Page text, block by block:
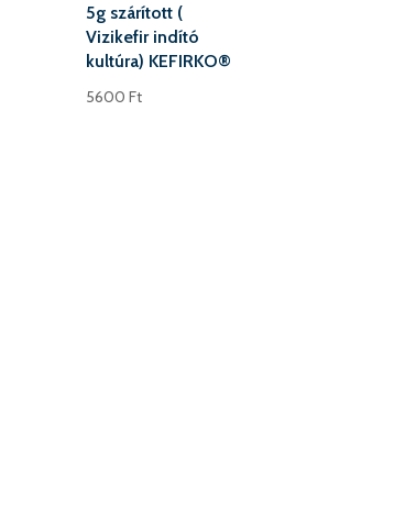
5g szárított (
Vizikefir indító
kultúra) KEFIRKO®
5600Ft